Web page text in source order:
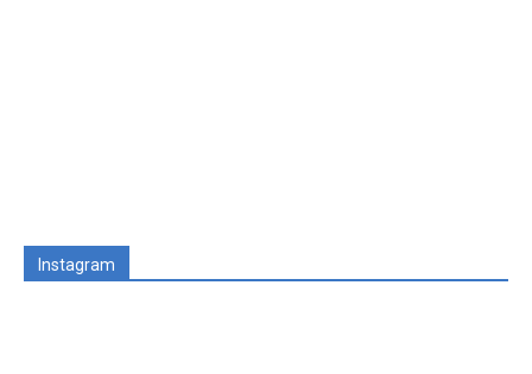
Instagram